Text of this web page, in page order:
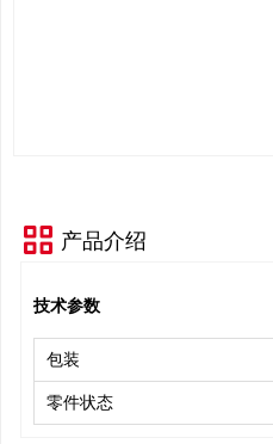
产品介绍
技术参数
包装
零件状态